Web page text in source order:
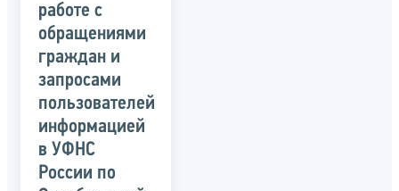
работе с
обращениями
граждан и
запросами
пользователей
информацией
в УФНС
России по